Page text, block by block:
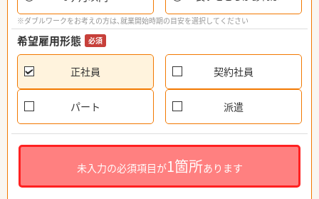
※ダブルワークをお考えの方は、就業開始時期の目安を選択してください
希望雇用形態 必須
正社員 契約社員
パート 派遣
未入力の必須項目が1箇所あります